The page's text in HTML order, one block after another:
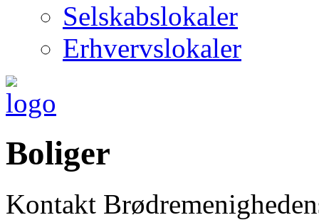
Selskabslokaler
Erhvervslokaler
Boliger
Kontakt